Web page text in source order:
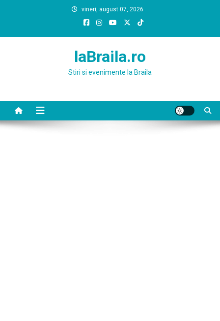
vineri, august 07, 2026
laBraila.ro
Stiri si evenimente la Braila